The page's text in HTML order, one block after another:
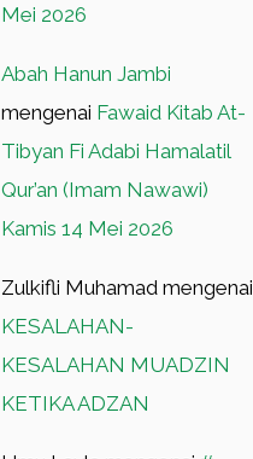
Mei 2026
Abah Hanun Jambi
mengenai Fawaid Kitab At-
Tibyan Fi Adabi Hamalatil
Qur’an (Imam Nawawi)
Kamis 14 Mei 2026
Zulkifli Muhamad mengenai
KESALAHAN-
KESALAHAN MUADZIN
KETIKA ADZAN